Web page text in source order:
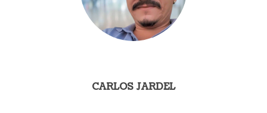
CARLOS JARDEL